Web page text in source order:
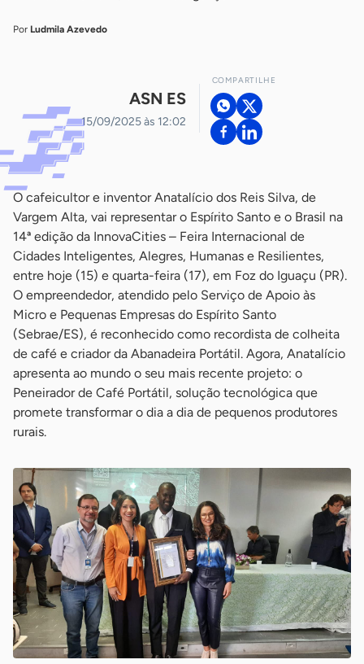
Por Ludmila Azevedo
ASN ES
15/09/2025 às 12:02
COMPARTILHE
O cafeicultor e inventor Anatalício dos Reis Silva, de
Vargem Alta, vai representar o Espírito Santo e o Brasil na
14ª edição da InnovaCities – Feira Internacional de
Cidades Inteligentes, Alegres, Humanas e Resilientes,
entre hoje (15) e quarta-feira (17), em Foz do Iguaçu (PR).
O empreendedor, atendido pelo Serviço de Apoio às
Micro e Pequenas Empresas do Espírito Santo
(Sebrae/ES), é reconhecido como recordista de colheita
de café e criador da Abanadeira Portátil. Agora, Anatalício
apresenta ao mundo o seu mais recente projeto: o
Peneirador de Café Portátil, solução tecnológica que
promete transformar o dia a dia de pequenos produtores
rurais.